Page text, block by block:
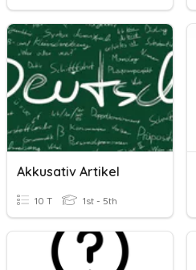
Akkusativ Artikel
10 T 1st - 5th